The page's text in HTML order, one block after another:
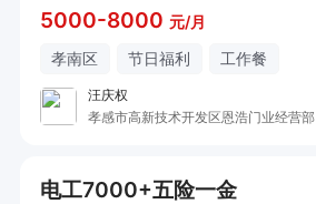
5000-8000 元/月
孝南区 节日福利 工作餐
汪庆权
孝感市高新技术开发区恩浩门业经营部
电工7000+五险一金